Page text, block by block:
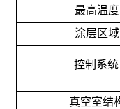
最高温度
涂层区域
控制系统
真空室结